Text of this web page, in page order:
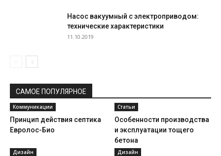
Насос вакуумный с электроприводом:
технические характеристики
11.10.2019
САМОЕ ПОПУЛЯРНОЕ
Коммуникации
Принцип действия септика
Евролос-Био
Статьи
Особенности производства
и эксплуатации тощего
бетона
Дизайн Дизайн